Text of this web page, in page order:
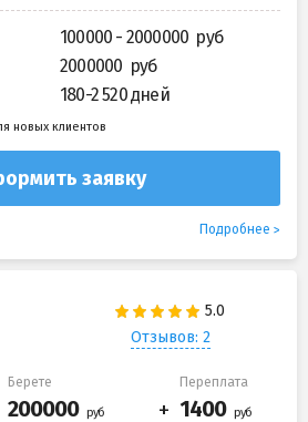
100000 - 2000000
2000000
180-2 520 дней
новых клиентов
заявку
Подробнее
Отзывов: 2
Берете Переплата